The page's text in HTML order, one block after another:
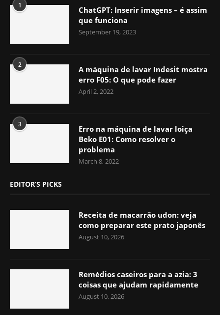
1
ChatGPT: Inserir imagens – é assim
que funciona
September 19, 2023
2
A máquina de lavar Indesit mostra
erro F05: O que pode fazer
April 2, 2022
3
Erro na máquina de lavar loiça
Beko E01: Como resolver o
problema
March 8, 2022
EDITOR’S PICKS
Receita de macarrão udon: veja
como preparar este prato japonês
August 10, 2026
Remédios caseiros para a azia: 3
coisas que ajudam rapidamente
August 10, 2026